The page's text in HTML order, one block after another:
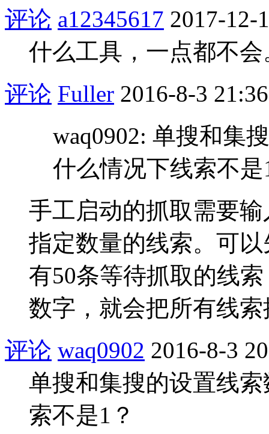
评论 a12345617 2017-12-
什么工具，一点都不
评论 Fuller 2016-8-3 21:36
waq0902: 单搜和集
什么情况下线索不是
手工启动的抓取需要
指定数量的线索。可
有50条等待抓取的线
数字，就会把所有线
评论 waq0902 2016-8-3
单搜和集搜的设置线
索不是1？